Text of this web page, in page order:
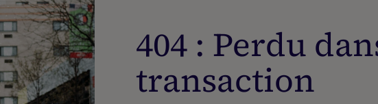
404 : Perdu
transaction